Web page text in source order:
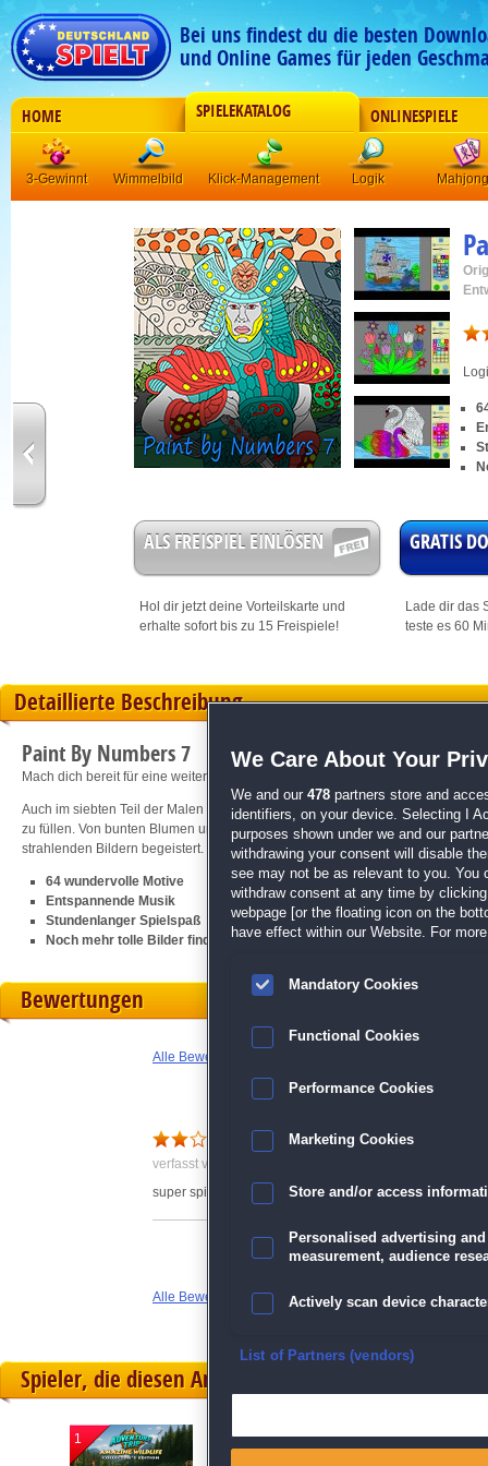
Bei uns findest du die besten
und Online Games für jeden
HOME SPIELEKATALOG ONLINESPIELE
3-Gewinnt Wimmelbild Klick-Management Logik Mahjong
ALS FREISPIEL EINLÖSEN
Hol dir jetzt deine Vorteilskarte und
erhalte sofort bis zu 15 Freispiele!
GRATIS
Lade dir das
teste es 60
Detaillierte Beschreibung
Paint By Numbers 7
Mach dich bereit für eine weitere Runde Malen nach Zahlen!
Auch im siebten Teil der Malen nach Zahlen-Reihe wirst du mit
zu füllen. Von bunten Blumen und Tieren, über harmonische Landschaften,
strahlenden Bildern begeistert. Bist du bereit für Entspannung pur in diesem
64 wundervolle Motive
Entspannende Musik
Stundenlanger Spielspaß
Noch mehr tolle Bilder findest du beiPaint By Numbers 6
Bewertungen
Alle Bewertungen anzeigen
verfasst von Anonym am 28.10.2021 um 12:42
super spiel
Alle Bewertungen anzeigen
Spieler, die diesen Artikel gekauft haben, spielten
1 3
We Care About Your
We and our 478 partners store and
identifiers, on your device. Selecting I
purposes shown under we and our
withdrawing your consent will disable
see may not be as relevant to you. You
withdraw consent at any time by
webpage [or the floating icon on the
have effect within our Website. For
Mandatory Cookies
Functional Cookies
Performance Cookies
Marketing Cookies
Store and/or access
Personalised advertising
measurement, audience
Actively scan device
Ensure security, prevent
List of Partners (vendors)